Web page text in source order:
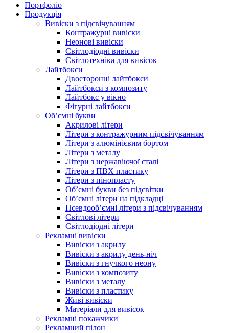
Портфоліо
Продукція
Вивіски з підсвічуванням
Контражурні вивіски
Неонові вивіски
Світлодіодні вивіски
Світлотехніка для вивісок
Лайтбокси
Двосторонні лайтбокси
Лайтбокси з композиту
Лайтбокс у вікно
Фігурні лайтбокси
Об’ємні букви
Акрилові літери
Літери з контражурним підсвічуванням
Літери з алюмінієвим бортом
Літери з металу
Літери з нержавіючої сталі
Літери з ПВХ пластику
Літери з пінопласту
Об’ємні букви без підсвітки
Об’ємні літери на підкладці
Псевдооб’ємні літери з підсвічуванням
Світлові літери
Світлодіодні літери
Рекламні вивіски
Вивіски з акрилу
Вивіски з акрилу день-ніч
Вивіски з гнучкого неону
Вивіски з композиту
Вивіски з металу
Вивіски з пластику
Живі вивіски
Матеріали для вивісок
Рекламні покажчики
Рекламний пілон